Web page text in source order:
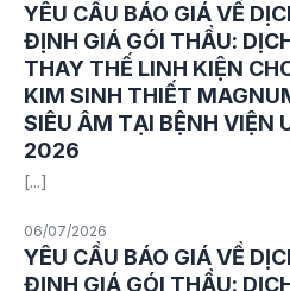
YÊU CẦU BÁO GIÁ VỀ
ĐỊNH GIÁ GÓI THẦU:
THAY THẾ LINH KIỆN
KIM SINH THIẾT
SIÊU ÂM TẠI BỆNH VIỆN
2026
[...]
YÊU CẦU BÁO GIÁ VỀ
ĐỊNH GIÁ GÓI THẦU:
06/07/2026